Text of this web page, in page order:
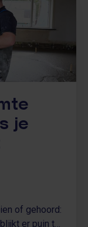
je
of gehoord:
er puin te